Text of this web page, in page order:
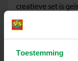
Toestemming
creatieve set is
kinderen mee in
verhalen. Perfect